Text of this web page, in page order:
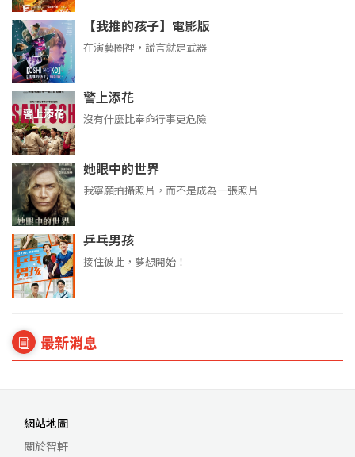
【我推的孩子】電影版
在演藝圈裡，謊言就是武器
警上添花
沒有什麼比奉命行事更危險
她眼中的世界
我寧願拍攝照片，而不是成為一張照片
乒乓男孩
接住彼此，夢想開始！
最新消息
網站地圖
關於智軒